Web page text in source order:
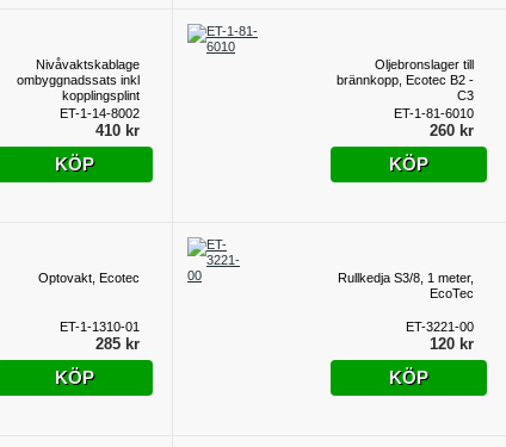
Nivåvaktskablage
ombyggnadssats inkl
kopplingsplint
(sockerbit), Ecotec
ET-1-14-8002
410 kr
KÖP
Oljebronslager till
brännkopp, Ecotec B2 -
C3
ET-1-81-6010
260 kr
KÖP
Optovakt, Ecotec
ET-1-1310-01
285 kr
KÖP
Rullkedja S3/8, 1 meter,
EcoTec
ET-3221-00
120 kr
KÖP